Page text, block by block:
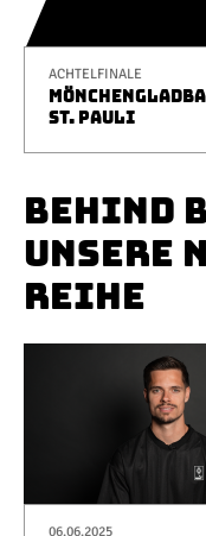
ACHTELFINALE
ST. PAULI
BEHIND
UNSERE
REIHE
06.06.2025